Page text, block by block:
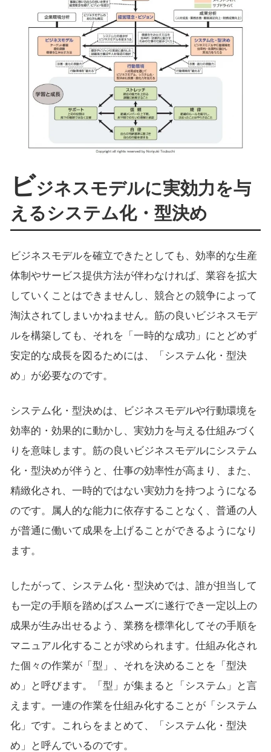
ビジネスモデルに実効力を与
えるシステム化・型決め
ビジネスモデルを確立できたとしても、効率的な生産
体制やサービス提供方法が伴わなければ、業容を拡大
していくことはできませんし、競合との競争によって
淘汰されてしまいかねません。筋の良いビジネスモデ
ルを構築しても、それを「一時的な成功」にとどめず
安定的な成長を図るためには、「システム化・型決
め」が必要なのです。
システム化・型決めは、ビジネスモデルや行動環境を
効率的・効果的に動かし、実効力を与える仕組みづく
りを意味します。筋の良いビジネスモデルにシステム
化・型決めが伴うと、仕事の効率性が高まり、また、
精緻化され、一時的ではない実効力を持つようになる
のです。属人的な能力に依存することなく、普通の人
が普通に働いて成果を上げることができるようになり
ます。
したがって、システム化・型決めでは、誰が担当して
も一定の手順を踏めばスムーズに遂行でき一定以上の
成果が生み出せるよう、業務を標準化してその手順を
マニュアル化することが求められます。仕組み化され
た個々の作業が「型」、それを決めることを「型決
め」と呼びます。「型」が集まると「システム」と言
えます。一連の作業を仕組み化することが「システム
化」です。これらをまとめて、「システム化・型決
め」と呼んでいるのです。